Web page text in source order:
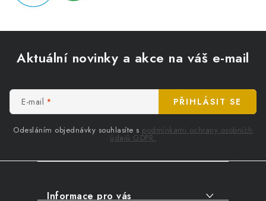
Aktuální novinky a akce na váš e-mail
E-mail
Odesláním objednávky souhlasíte s podmínkami ochrany osobních
údajů GDPR.
PŘIHLÁSIT SE
Informace pro vás